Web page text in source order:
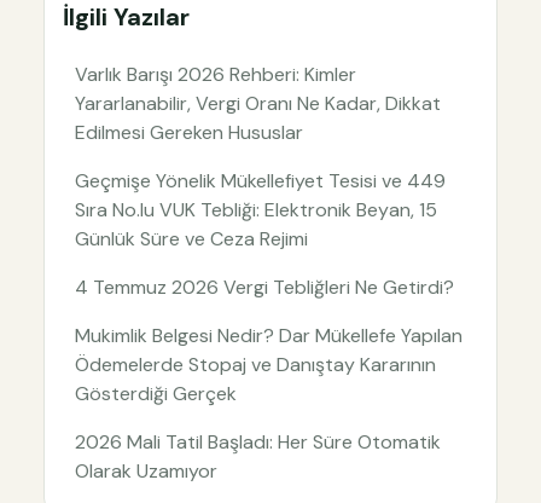
İlgili Yazılar
Varlık Barışı 2026 Rehberi: Kimler
Yararlanabilir, Vergi Oranı Ne Kadar, Dikkat
Edilmesi Gereken Hususlar
Geçmişe Yönelik Mükellefiyet Tesisi ve 449
Sıra No.lu VUK Tebliği: Elektronik Beyan, 15
Günlük Süre ve Ceza Rejimi
4 Temmuz 2026 Vergi Tebliğleri Ne Getirdi?
Mukimlik Belgesi Nedir? Dar Mükellefe Yapılan
Ödemelerde Stopaj ve Danıştay Kararının
Gösterdiği Gerçek
2026 Mali Tatil Başladı: Her Süre Otomatik
Olarak Uzamıyor